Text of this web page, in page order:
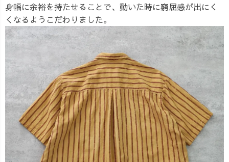
身幅に余裕を持たせることで、動いた時に窮屈感が出にく
くなるようこだわりました。